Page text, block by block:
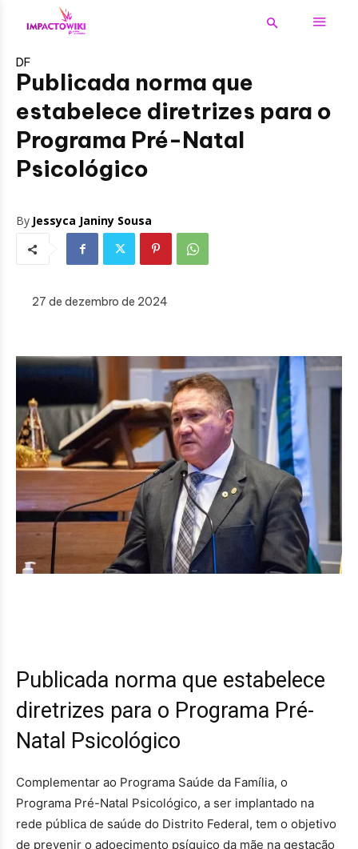
DF
Publicada norma que
estabelece diretrizes para o
Programa Pré-Natal
Psicológico
By Jessyca Janiny Sousa
27 de dezembro de 2024
Publicada norma que estabelece
diretrizes para o Programa Pré-
Natal Psicológico
Complementar ao Programa Saúde da Família, o
Programa Pré-Natal Psicológico, a ser implantado na
rede pública de saúde do Distrito Federal, tem o objetivo
de prevenir o adoecimento psíquico da mãe na gestação